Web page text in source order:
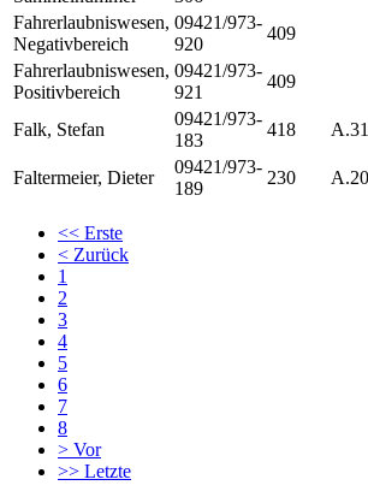
Fahrerlaubniswesen,
Negativbereich
09421/973-
920
409
Fahrerlaubniswesen,
Positivbereich
09421/973-
921
409
Falk, Stefan
09421/973-
183
418
Faltermeier, Dieter
09421/973-
189
230
<< Erste
< Zurück
1
2
3
4
5
6
7
8
> Vor
>> Letzte